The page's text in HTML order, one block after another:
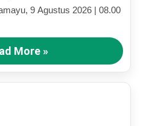
9 Agustus 2026 | 08.00
More »